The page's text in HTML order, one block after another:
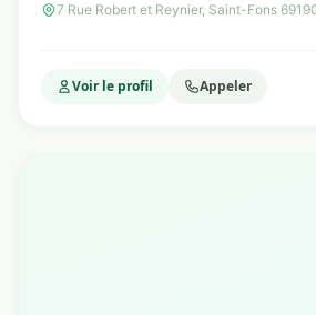
7 Rue Robert et Reynier, Saint-Fons
Voir le profil Appeler